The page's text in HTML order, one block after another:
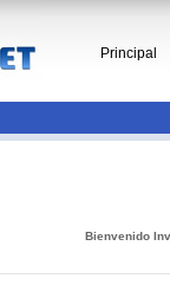
Principal
Bienvenido